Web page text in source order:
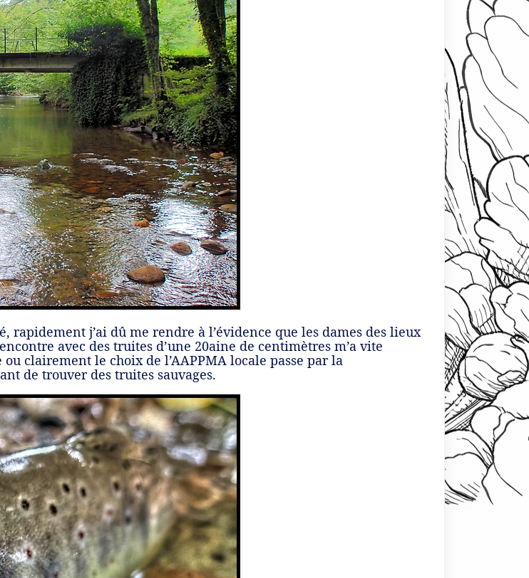
j’ai dû me rendre à l’évidence que les dames des lieux
avec des truites d’une 20aine de centimètres m’a vite
clairement le choix de l’AAPPMA locale passe par la
de trouver des truites sauvages.